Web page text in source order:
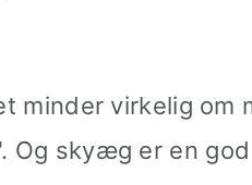
minder virkelig om
Og skyæg er en